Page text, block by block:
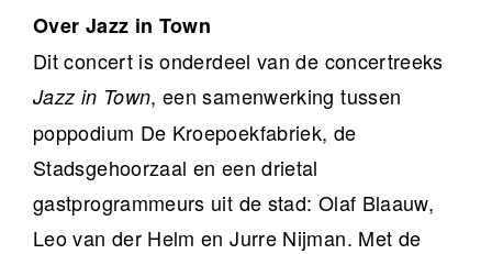
Over Jazz in Town
Dit concert is onderdeel van de concertreeks
Jazz in Town, een samenwerking tussen
poppodium De Kroepoekfabriek, de
Stadsgehoorzaal en een drietal
gastprogrammeurs uit de stad: Olaf Blaauw,
Leo van der Helm en Jurre Nijman. Met de